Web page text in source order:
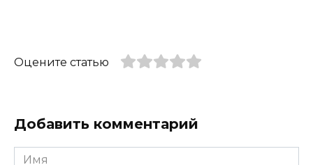
Оцените статью
Добавить комментарий
Имя